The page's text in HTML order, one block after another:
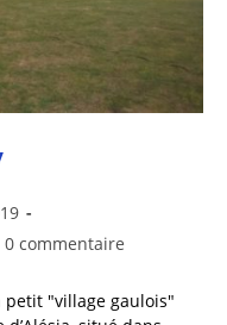
0 commentaire
petit "village gaulois"